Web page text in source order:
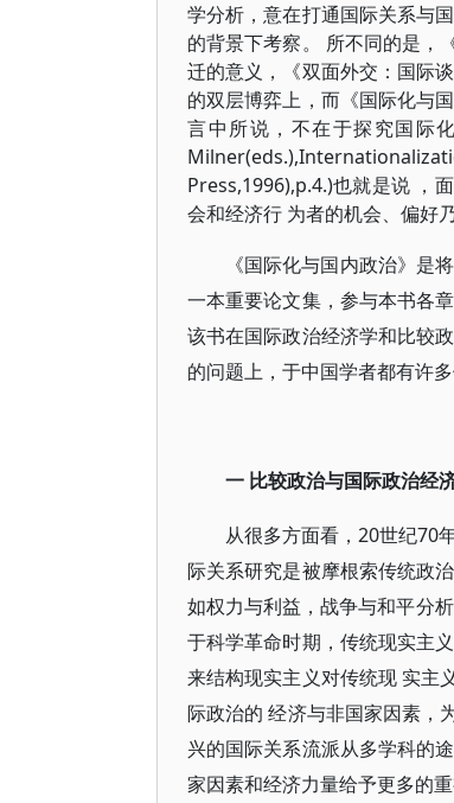
学分析，意在打通国际关系与
的背景下考察。 所不同的是，
迁的意义，《双面外交：国际
的双层博弈上，而《国际化与
言中所说，不在于探究国际
Press,1996),p.4.)也就是说 ，
会和经济行 为者的机会、偏好
《国际化与国内政治》是
一本重要论文集，参与本书各
该书在国际政治经济学和比较
的问题上，于中国学者都有许多
一 比较政治与国际政治经
从很多方面看，20世纪70
际关系研究是被摩根索传统政
如权力与利益，战争与和平分
于科学革命时期，传统现实主
来结构现实主义对传统现 实主
际政治的 经济与非国家因素，
兴的国际关系流派从多学科的
家因素和经济力量给予更多的